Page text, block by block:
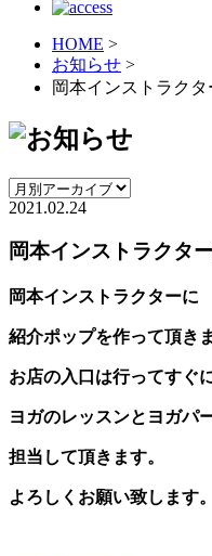
HOME >
お知らせ >
岡本インストラク
2021.02.24
岡本インストラクタ
岡本インストラクターに
紹介ポップを作って頂き
お店の入口は行ってすぐ
ヨガのレッスンとヨガパ
担当して頂きます。
よろしくお願い致します。